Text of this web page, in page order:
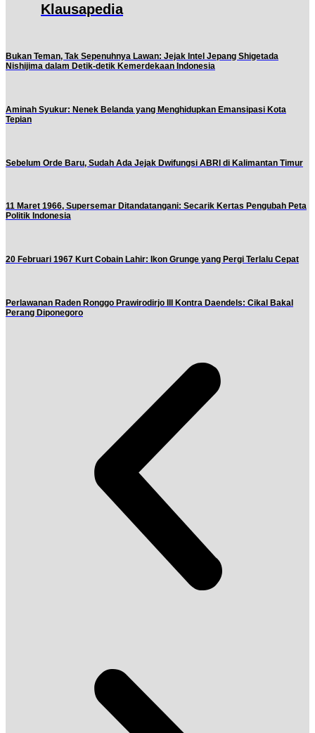
Klausapedia
Bukan Teman, Tak Sepenuhnya Lawan: Jejak Intel Jepang Shigetada
Nishijima dalam Detik-detik Kemerdekaan Indonesia
Aminah Syukur: Nenek Belanda yang Menghidupkan Emansipasi Kota
Tepian
Sebelum Orde Baru, Sudah Ada Jejak Dwifungsi ABRI di Kalimantan Timur
11 Maret 1966, Supersemar Ditandatangani: Secarik Kertas Pengubah Peta
Politik Indonesia
20 Februari 1967 Kurt Cobain Lahir: Ikon Grunge yang Pergi Terlalu Cepat
Perlawanan Raden Ronggo Prawirodirjo III Kontra Daendels: Cikal Bakal
Perang Diponegoro